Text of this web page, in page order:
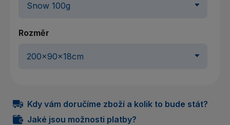
Rozměr
Kdy vám doručíme zboží a kolik to bude stát?
Jaké jsou možnosti platby?